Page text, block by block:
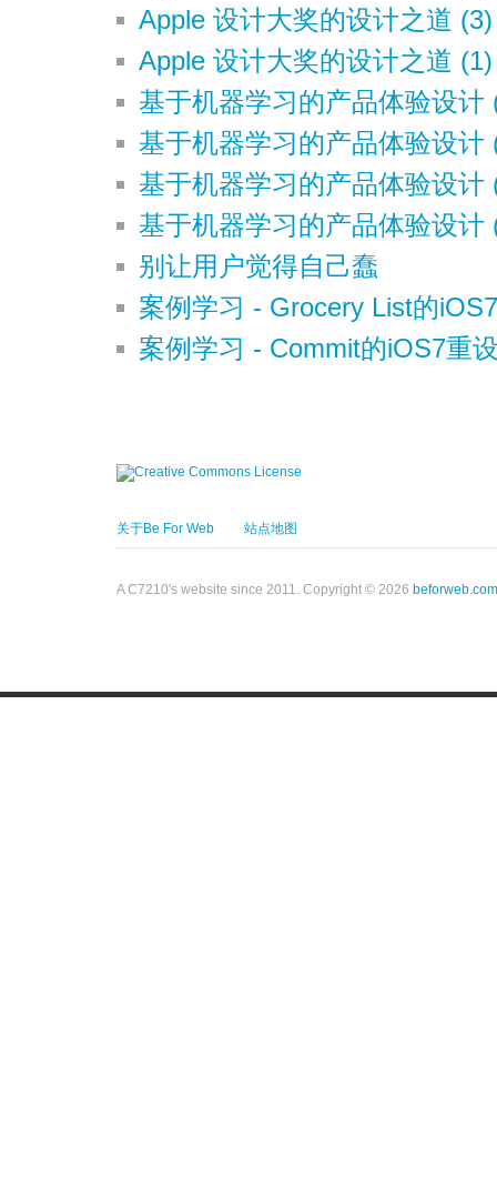
Apple 设计大奖的设计之道
Apple 设计大奖的设计之道
基于机器学习的产品体验设计
基于机器学习的产品体验设计
基于机器学习的产品体验设计
基于机器学习的产品体验设
别让用户觉得自己蠢
案例学习 - Grocery List的
案例学习 - Commit的iOS7重
关于Be For Web 站点地图
A C7210's website since 2011. Copyright © 2026 beforweb.com